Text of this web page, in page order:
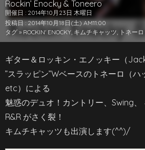
Rockin’ Enocky & Toneero
開催日 : 2014年10月23日 木曜日
投稿日 : 2014年10月18日(土) AM11:00
タグ » ROCKIN' ENOCKY, キムチキャッツ, トネーロ
ギター＆ロッキン・エノッキー（
”スラッピン”Wベースのトネーロ（
etc）による
魅惑のデュオ！カントリー、Swing、
R&R がさく裂！
キムチキャッツも出演します(^^)/